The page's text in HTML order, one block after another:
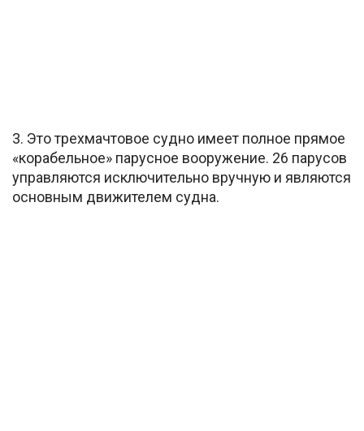
3. Это трехмачтовое судно имеет полное прямое
«корабельное» парусное вооружение. 26 парусов
управляются исключительно вручную и являются
основным движителем судна.